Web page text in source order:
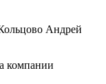
Андрей
компании